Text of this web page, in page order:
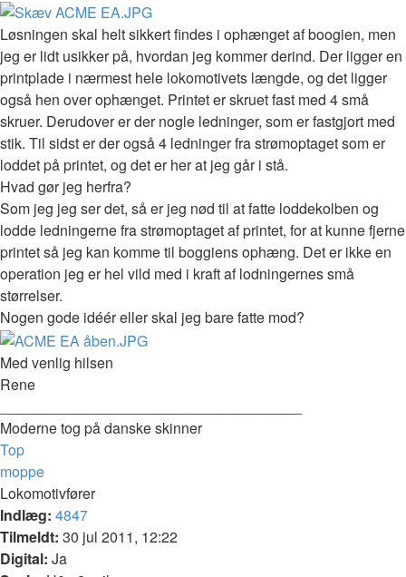
Løsningen skal helt sikkert findes i ophænget af boogien, men
jeg er lidt usikker på, hvordan jeg kommer derind. Der ligger en
printplade i nærmest hele lokomotivets længde, og det ligger
også hen over ophænget. Printet er skruet fast med 4 små
skruer. Derudover er der nogle ledninger, som er fastgjort med
stik. Til sidst er der også 4 ledninger fra strømoptaget som er
loddet på printet, og det er her at jeg går i stå.
Hvad gør jeg herfra?
Som jeg jeg ser det, så er jeg nød til at fatte loddekolben og
lodde ledningerne fra strømoptaget af printet, for at kunne fjerne
printet så jeg kan komme til boggiens ophæng. Det er ikke en
operation jeg er hel vild med i kraft af lodningernes små
størrelser.
Nogen gode idéér eller skal jeg bare fatte mod?
Med venlig hilsen
Rene
Moderne tog på danske skinner
Top
moppe
Lokomotivfører
Indlæg: 4847
Tilmeldt: 30 jul 2011, 12:22
Digital: Ja